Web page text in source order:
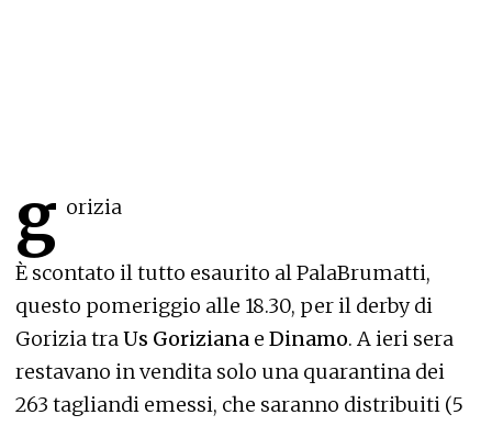
g orizia
È scontato il tutto esaurito al PalaBrumatti,
questo pomeriggio alle 18.30, per il derby di
Gorizia traUs Goriziana e Dinamo. A ieri sera
restavano in vendita solo una quarantina dei
263 tagliandi emessi, che saranno distribuiti (5